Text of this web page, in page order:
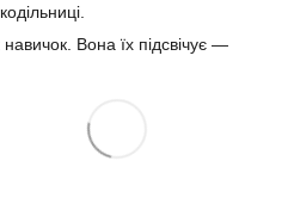
Вона їх підсвічує —